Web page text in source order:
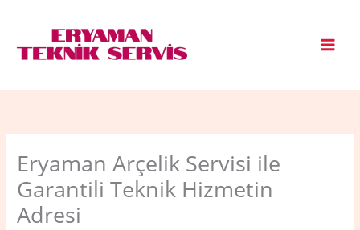
Eryaman Arçelik Servisi ile
Garantili Teknik Hizmetin
Adresi